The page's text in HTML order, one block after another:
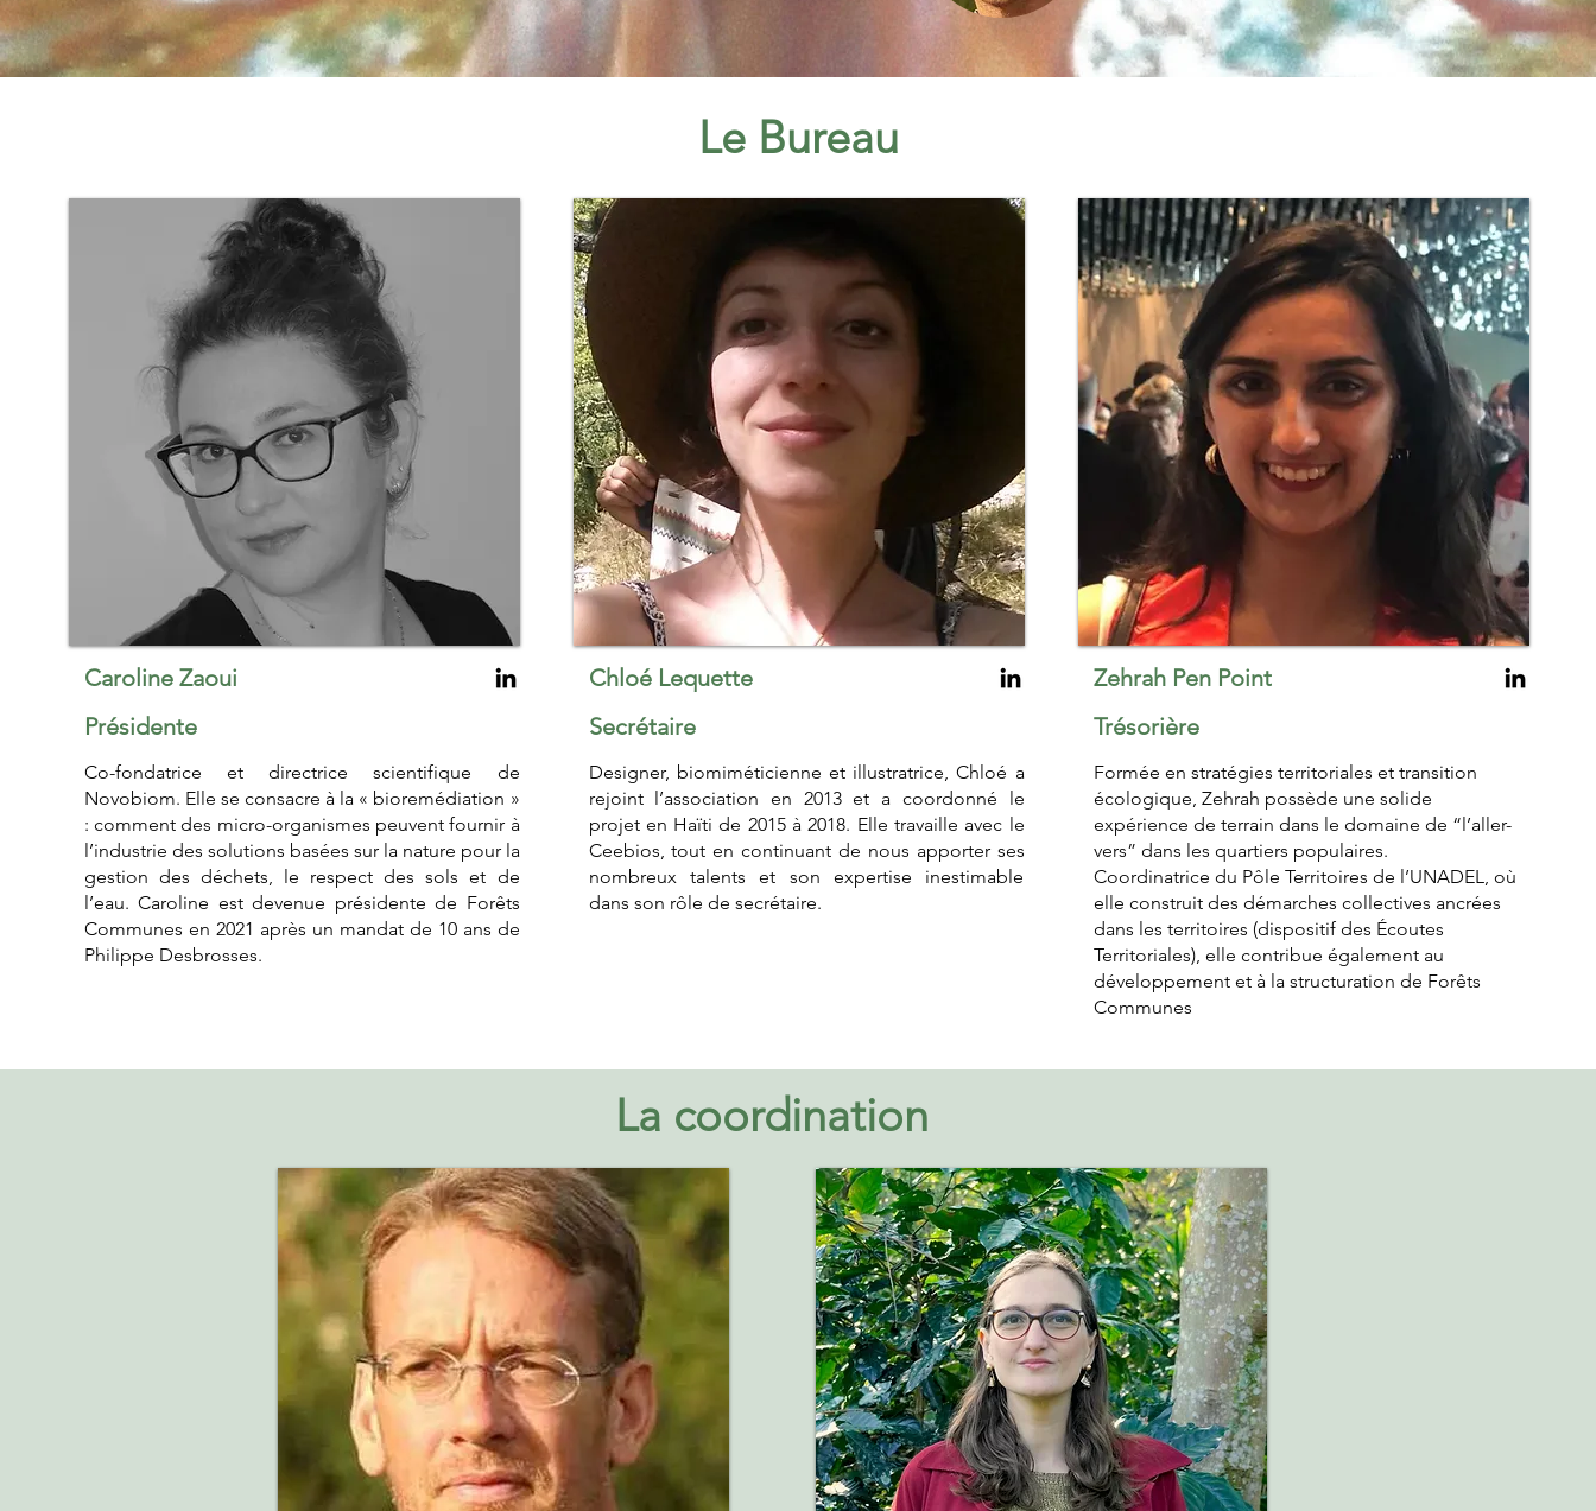
Caroline Zaoui
Présidente
Co-fondatrice et directrice scientifique de
Novobiom. Elle se consacre à la « bioremédiation »
: comment des micro-organismes peuvent fournir à
l’industrie des solutions basées sur la nature pour la
gestion des déchets, le respect des sols et de
l’eau. Caroline est devenue présidente de Forêts
Communes en 2021 après un mandat de 10 ans de
Philippe Desbrosses.
Chloé Lequette
Secrétaire
Designer, biomiméticienne et illustratrice, Chloé a
rejoint l’association en 2013 et a coordonné le
projet en Haïti de 2015 à 2018. Elle travaille avec le
Ceebios, tout en continuant de nous apporter ses
nombreux talents et son expertise inestimable
dans son rôle de secrétaire.
Zehrah Pen Point
Trésorière
Formée en stratégies territoriales et transition
écologique, Zehrah possède une solide
expérience de terrain dans le domaine de “l’aller-
vers” dans les quartiers populaires.
Coordinatrice du Pôle Territoires de l’UNADEL, où
elle construit des démarches collectives ancrées
dans les territoires (dispositif des Écoutes
Territoriales), elle contribue également au
développement et à la structuration de Forêts
Communes
Le Bureau
La coordination